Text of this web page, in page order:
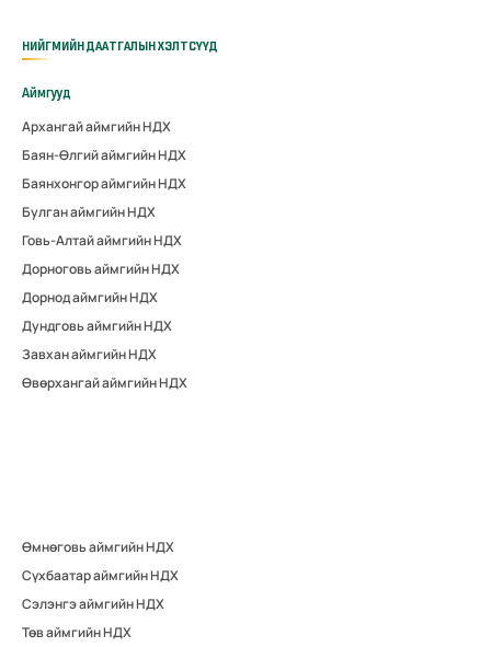
НИЙГМИЙН ДААТГАЛЫН ХЭЛТСҮҮД
Аймгууд
Архангай аймгийн НДХ
Баян-Өлгий аймгийн НДХ
Баянхонгор аймгийн НДХ
Булган аймгийн НДХ
Говь-Алтай аймгийн НДХ
Дорноговь аймгийн НДХ
Дорнод аймгийн НДХ
Дундговь аймгийн НДХ
Завхан аймгийн НДХ
Өвөрхангай аймгийн НДХ
Өмнөговь аймгийн НДХ
Сүхбаатар аймгийн НДХ
Сэлэнгэ аймгийн НДХ
Төв аймгийн НДХ